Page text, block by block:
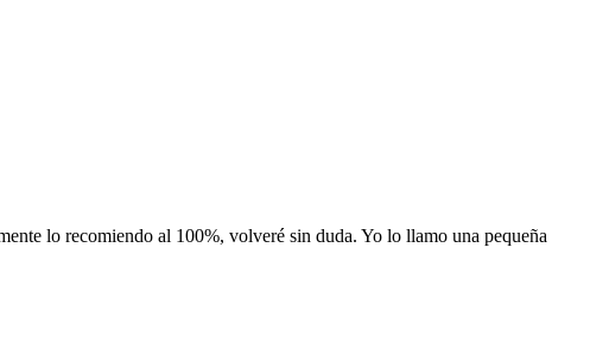
lo recomiendo al 100%, volveré sin duda. Yo lo llamo una pequeña